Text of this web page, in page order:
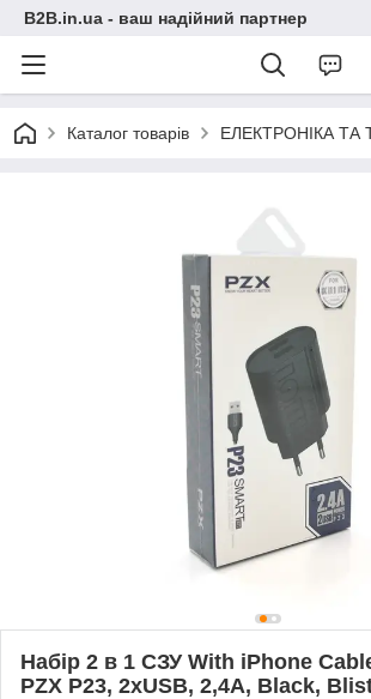
B2B.in.ua - ваш надійний партнер
Каталог товарів ЕЛЕКТРОНІКА ТА
Набір 2 в 1 СЗУ With iPhone
PZX P23, 2xUSB, 2,4A, Black,